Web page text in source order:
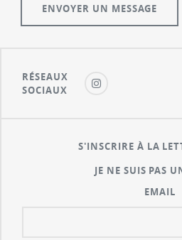
RÉSEAUX
SOCIAUX
S'INSCRIRE À LA
JE NE SUIS PAS
EMAIL